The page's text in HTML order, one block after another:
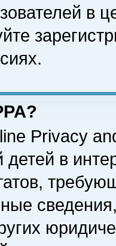
в
Privacy
в